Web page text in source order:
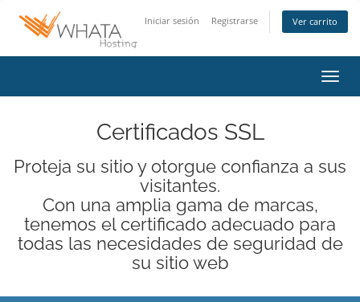
Iniciar sesión Registrarse Ver carrito
Certificados SSL
Proteja su sitio y otorgue confianza a sus
visitantes.
Con una amplia gama de marcas,
tenemos el certificado adecuado para
todas las necesidades de seguridad de
su sitio web